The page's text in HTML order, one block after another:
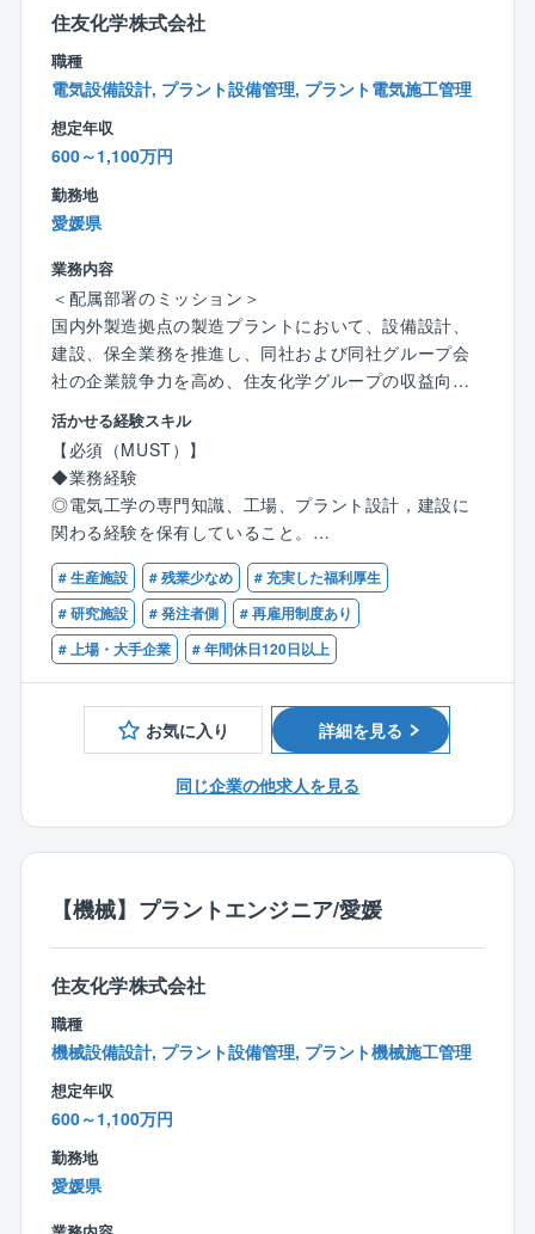
■大手ハウスメーカーGならではの福利厚生でプライベ
ートも充実させることが可能です。
■育児休業取得率（女性100％、男性100％/2024年度実
■年間休日最大129日、全社平均残業時間は20時間程度
とワークライフバランスが整いやすい環境です。
住友化学株式会社
職種
電気設備設計, プラント設備管理, プラント電気施工管理
想定年収
600～1,100万円
勤務地
愛媛県
業務内容
＜配属部署のミッション＞
国内外製造拠点の製造プラントにおいて、設備設計、
建設、保全業務を推進し、同社および同社グループ会
社の企業競争力を高め、住友化学グループの収益向上
に貢献する。
＜本ポジションの位置づけ＞
実務担当者として、プラントエンジニアリング業務を
実施するポジション。
将来的には部下を率いて、プラント基本構想、基本計
画から設計、建設業務(主にFeedからEPC)および保全
業務を推進する。
＜募集の背景＞
愛媛工場は事業のポートフォリオの高度化を目指し
て、半導体関連製品など成長分野に軸足を移すため
に、抜本的な構造改革を推進している。新設プラント
と合理化による競争力強化を推進し、構造改革を軌道
る。
＜職務内容＞
◎愛媛工場における、既存製造プラントの増改造に関
する電気設計および建設業務
(変更の範囲) 会社の定める業務
＜本ポジションのやりがい＞
愛媛工場はグループ会社で発電した電力にてプラント
や厚生設備等を運転、維持管理している。よって、プ
活かせる経験スキル
【必須（MUST）】
◆業務経験
◎電気工学の専門知識、工場、プラント設計，建設に
関わる経験を保有していること。
◎環境、保安、安全関係法令について一定の知識，経
験を持っていること。
【歓迎（WANT）】
◆業務経験
ー、防爆についての知識、経験などがあればなお良
い。
◎化学又は石油化学系、医薬系のプラントの機械設計
◆資格：
◆語学力：TOEIC500点以上
# 生産施設 # 残業少なめ
# 充実した福利厚生
# 研究施設
# 発注者側
# 再雇用制度あり
# 上場・大手企業
# 年間休日120日以上
お気に入り 詳細を見る
同じ企業の他求人を見る
【機械】プラントエンジニア/愛媛
住友化学株式会社
職種
機械設備設計, プラント設備管理, プラント機械施工管理
想定年収
600～1,100万円
勤務地
愛媛県